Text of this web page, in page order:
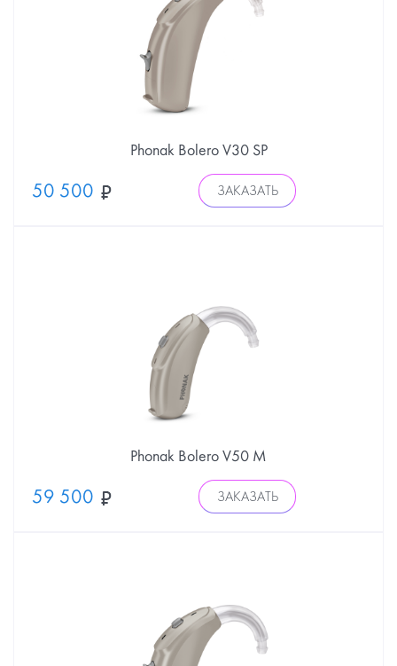
Phonak Bolero V30 SP
50 500 ЗАКАЗАТЬ
Phonak Bolero V50 M
59 500 ЗАКАЗАТЬ